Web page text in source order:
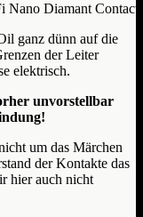
Nano Diamant Contact
ganz dünn auf die
der Leiter
elektrisch.
unvorstellbar
um das Märchen
der Kontakte das
hier auch nicht